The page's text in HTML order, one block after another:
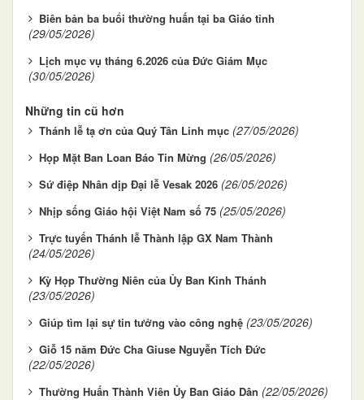
Biên bản ba buổi thường huấn tại ba Giáo tỉnh
(29/05/2026)
Lịch mục vụ tháng 6.2026 của Đức Giám Mục
(30/05/2026)
Những tin cũ hơn
Thánh lễ tạ ơn của Quý Tân Linh mục (27/05/2026)
Họp Mặt Ban Loan Báo Tin Mừng (26/05/2026)
Sứ điệp Nhân dịp Đại lễ Vesak 2026 (26/05/2026)
Nhịp sống Giáo hội Việt Nam số 75 (25/05/2026)
Trực tuyến Thánh lễ Thành lập GX Nam Thành
(24/05/2026)
Kỳ Họp Thường Niên của Ủy Ban Kinh Thánh
(23/05/2026)
Giúp tìm lại sự tin tưởng vào công nghệ (23/05/2026)
Giỗ 15 năm Đức Cha Giuse Nguyễn Tích Đức
(22/05/2026)
Thường Huấn Thành Viên Ủy Ban Giáo Dân (22/05/2026)